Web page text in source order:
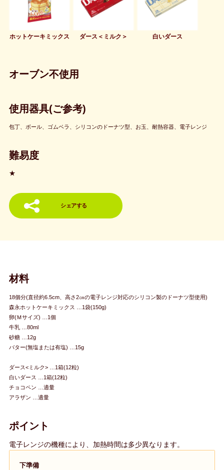
ホットケーキミックス ダース＜ミルク＞ 白いダース
オーブン不使用
使用器具(ご参考)
包丁、ボール、ゴムベラ、シリコンのドーナツ型、お玉、耐熱容器、電子レンジ
難易度
★
シェアする
材料
18個分(直径約6.5cm、高さ2㎝の電子レンジ対応のシリコン製のドーナツ型使用)
森永ホットケーキミックス …1袋(150g)
卵(Ｍサイズ) …1個
牛乳 …80ml
砂糖 …12g
バター(無塩または有塩) …15g
ダース<ミルク> …1箱(12粒)
白いダース …1箱(12粒)
チョコペン …適量
アラザン …適量
ポイント
電子レンジの機種により、加熱時間は多少異なります。
下準備